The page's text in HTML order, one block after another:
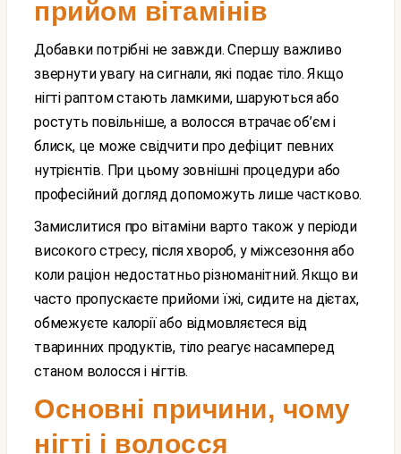
прийом вітамінів
Добавки потрібні не завжди. Спершу важливо
звернути увагу на сигнали, які подає тіло. Якщо
нігті раптом стають ламкими, шаруються або
ростуть повільніше, а волосся втрачає об’єм і
блиск, це може свідчити про дефіцит певних
нутрієнтів. При цьому зовнішні процедури або
професійний догляд допоможуть лише частково.
Замислитися про вітаміни варто також у періоди
високого стресу, після хвороб, у міжсезоння або
коли раціон недостатньо різноманітний. Якщо ви
часто пропускаєте прийоми їжі, сидите на дієтах,
обмежуєте калорії або відмовляєтеся від
тваринних продуктів, тіло реагує насамперед
станом волосся і нігтів.
Основні причини, чому
нігті і волосся